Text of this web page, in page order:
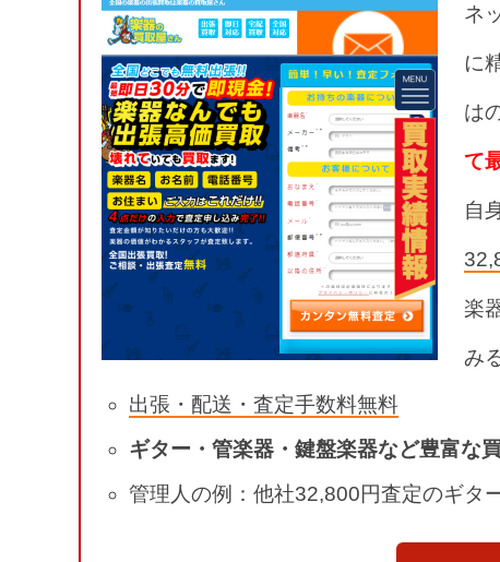
ネ
に
は
て
自
楽
み
出張・配送・査定手数料無料
ギター・管楽器・鍵盤楽器など豊富な
管理人の例：他社32,800円査定のギタ